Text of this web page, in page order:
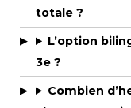
totale ?
L’option
3e ?
Combien